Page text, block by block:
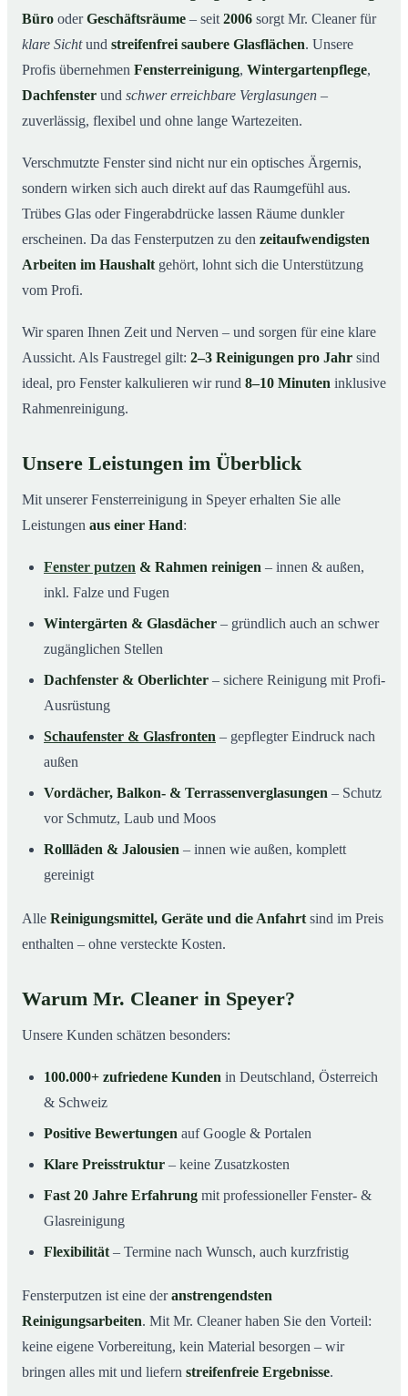
04So funktioniert’s
05Fensterreinigung in Speyer und Umgebung
07
So arbeiten unsere Reinigungskräfte bei einer
Fensterreinigung in Speyer
Büro oderGeschäftsräume – seit 2006 sorgt Mr. Cleaner für
klare Sichtund streifenfrei saubere Glasflächen. Unsere
Profis übernehmen Fensterreinigung, Wintergartenpflege,
Dachfenster und schwer erreichbare Verglasungen –
zuverlässig, flexibel und ohne lange Wartezeiten.
Verschmutzte Fenster sind nicht nur ein optisches Ärgernis,
sondern wirken sich auch direkt auf das Raumgefühl aus.
Trübes Glas oder Fingerabdrücke lassen Räume dunkler
erscheinen. Da das Fensterputzen zu den zeitaufwendigsten
Arbeiten im Haushalt gehört, lohnt sich die Unterstützung
vom Profi.
Wir sparen Ihnen Zeit und Nerven – und sorgen für eine klare
Aussicht. Als Faustregel gilt: 2–3 Reinigungen pro Jahr sind
ideal, pro Fenster kalkulieren wir rund 8–10 Minuten inklusive
Rahmenreinigung.
Unsere Leistungen im Überblick
Mit unserer Fensterreinigung in Speyer erhalten Sie alle
Leistungen aus einer Hand:
Fenster putzen & Rahmen reinigen – innen & außen,
inkl. Falze und Fugen
Wintergärten & Glasdächer – gründlich auch an schwer
zugänglichen Stellen
Dachfenster & Oberlichter – sichere Reinigung mit Profi-
Ausrüstung
Schaufenster & Glasfronten – gepflegter Eindruck nach
außen
Vordächer, Balkon- & Terrassenverglasungen – Schutz
vor Schmutz, Laub und Moos
Rollläden & Jalousien – innen wie außen, komplett
gereinigt
Alle Reinigungsmittel, Geräte und die Anfahrt sind im Preis
enthalten – ohne versteckte Kosten.
Warum Mr. Cleaner in Speyer?
Unsere Kunden schätzen besonders:
100.000+ zufriedene Kunden in Deutschland, Österreich
& Schweiz
Positive Bewertungen auf Google & Portalen
Klare Preisstruktur – keine Zusatzkosten
Fast 20 Jahre Erfahrung mit professioneller Fenster- &
Glasreinigung
Flexibilität – Termine nach Wunsch, auch kurzfristig
Fensterputzen ist eine deranstrengendsten
Reinigungsarbeiten. Mit Mr. Cleaner haben Sie den Vorteil:
keine eigene Vorbereitung, kein Material besorgen – wir
bringen alles mit und liefern streifenfreie Ergebnisse.